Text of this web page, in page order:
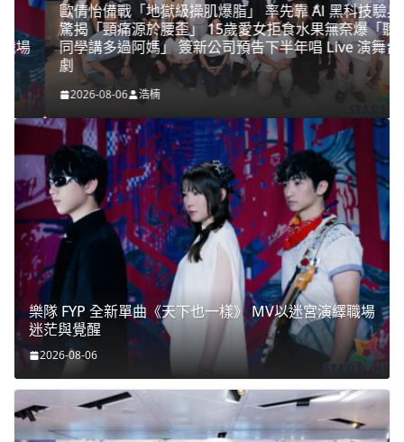
歐倩怡備戰「地獄級操肌爆脂」 率先靠 AI 黑科技驗身
驚揭「頸痛源於腰歪」 15歲愛女拒食水果無奈爆「聽
同學講多過阿媽」 簽新公司預告下半年唱 Live 演舞台
劇
2026-08-06 浩楠
樂隊 FYP 全新單曲《天下也一樣》 MV以迷宮演繹職場
迷茫與覺醒
2026-08-06